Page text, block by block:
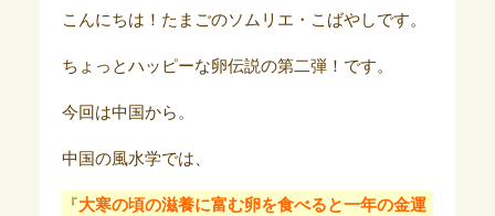
こんにちは！たまごのソムリエ・こばやしです。
ちょっとハッピーな卵伝説の第二弾！です。
今回は中国から。
中国の風水学では、
『大寒の頃の滋養に富む卵を食べると一年の金運